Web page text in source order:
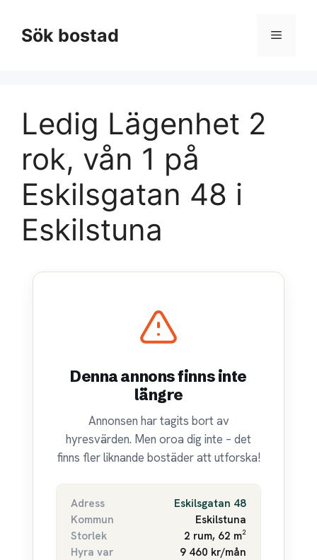
innehållSök bostad Meny
Ledig Lägenhet 2
rok, vån 1 på
Eskilsgatan 48 i
Eskilstuna
Denna annons finns inte
längre
Annonsen har tagits bort av
hyresvärden. Men oroa dig inte – det
finns fler liknande bostäder att utforska!
Adress
Eskilsgatan 48
Kommun
Eskilstuna
Storlek
2 rum, 62 m²
Hyra var
9 460 kr/mån